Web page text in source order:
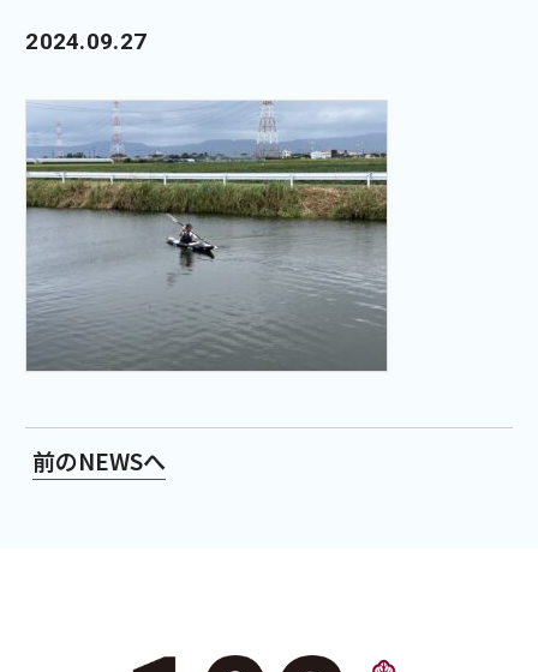
2024.09.27
前のNEWSへ